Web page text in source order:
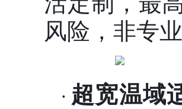
风险，非专
· 超宽温域